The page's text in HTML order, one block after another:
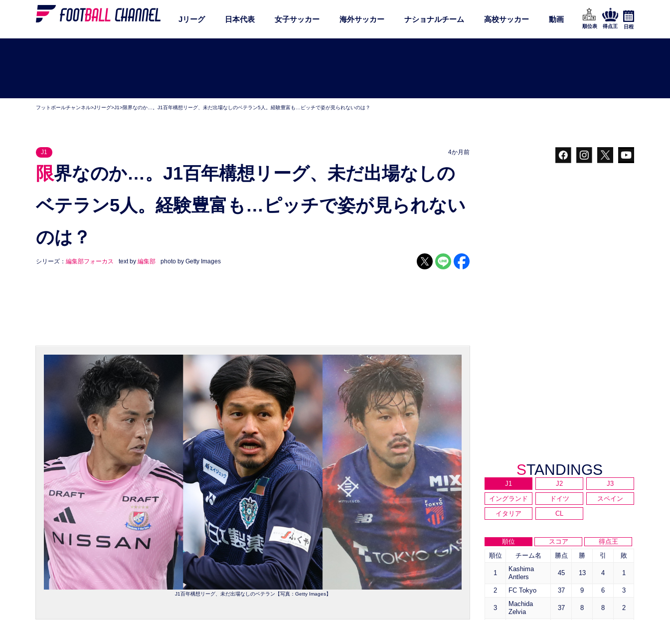
Jリーグ 日本代表 女子サッカー 海外サッカー ナショナルチーム 高校サッカー 動画
順位表 得点王 日程
フットボールチャンネル>Jリーグ>J1>限界なのか…。J1百年構想リーグ、未だ出場なしのベテラン5人。経験豊富も…ピッチで姿が見られないのは？
J1 4か月前
限界なのか…。J1百年構想リーグ、未だ出場なしの
ベテラン5人。経験豊富も…ピッチで姿が見られない
のは？
シリーズ： 編集部フォーカス text by 編集部 photo by Getty Images
J1百年構想リーグ、未だ出場なしのベテラン【写真：Getty Images】
STANDINGS
J1 J2
J3
イングランド
ドイツ
スペイン
イタリア
CL
順位 スコア
得点王
順位
チーム名 勝点 勝 引 敗
1
Kashima
Antlers
45 13 4 1
2 FC Tokyo 37 9 6 3
3
Machida
Zelvia
37 8 8 2